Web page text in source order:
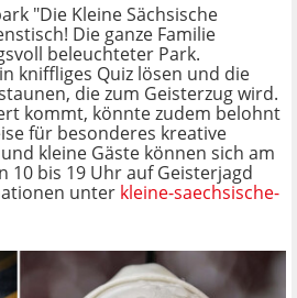
"Die Kleine Sächsische
Die ganze Familie
beleuchteter Park.
kniffliges Quiz lösen und die
die zum Geisterzug wird.
kommt, könnte zudem belohnt
für besonderes kreative
kleine Gäste können sich am
10 bis 19 Uhr auf Geisterjagd
unter kleine-saechsische-